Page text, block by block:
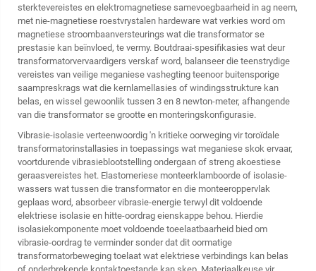
sterktevereistes en elektromagnetiese samevoegbaarheid in ag neem,
met nie-magnetiese roestvrystalen hardeware wat verkies word om
magnetiese stroombaanversteurings wat die transformator se
prestasie kan beïnvloed, te vermy. Boutdraai-spesifikasies wat deur
transformatorvervaardigers verskaf word, balanseer die teenstrydige
vereistes van veilige meganiese vashegting teenoor buitensporige
saampreskrags wat die kernlamellasies of windingsstrukture kan
belas, en wissel gewoonlik tussen 3 en 8 newton-meter, afhangende
van die transformator se grootte en monteringskonfigurasie.
Vibrasie-isolasie verteenwoordig 'n kritieke oorweging vir toroïdale
transformatorinstallasies in toepassings wat meganiese skok ervaar,
voortdurende vibrasieblootstelling ondergaan of streng akoestiese
geraasvereistes het. Elastomeriese monteerklamboorde of isolasie-
wassers wat tussen die transformator en die monteeroppervlak
geplaas word, absorbeer vibrasie-energie terwyl dit voldoende
elektriese isolasie en hitte-oordrag eienskappe behou. Hierdie
isolasiekomponente moet voldoende toeelaatbaarheid bied om
vibrasie-oordrag te verminder sonder dat dit oormatige
transformatorbeweging toelaat wat elektriese verbindings kan belas